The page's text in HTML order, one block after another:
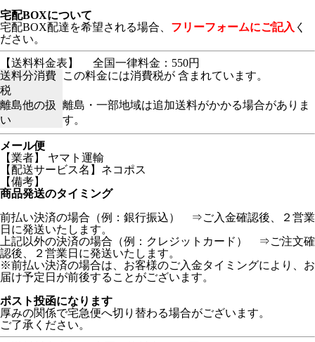
宅配BOXについて
宅配BOX配達を希望される場合、 フリーフォームにご記入 く
ださい。
【送料料金表】
全国一律料金：550円
送料分消費
税
この料金には消費税が 含まれています。
離島他の扱
い
離島・一部地域は追加送料がかかる場合がありま
す。
メール便
【業者】 ヤマト運輸
【配送サービス名】ネコポス
【備考】
商品発送のタイミング
前払い決済の場合（例：銀行振込） ⇒ご入金確認後、２営業
日に発送いたします。
上記以外の決済の場合（例：クレジットカード） ⇒ご注文確
認後、２営業日に発送いたします。
※前払い決済の場合は、お客様のご入金タイミングにより、お
届け予定日が前後することがございます。
ポスト投函になります
厚みの関係で宅急便へ切り替わる場合がございます。
ご了承ください。